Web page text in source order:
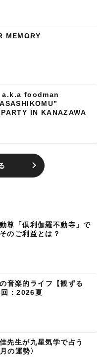
MEMORY
a.k.a foodman
IN KANAZAWA
尊「倶利伽羅不動寺」で
のご利益とは？
音楽的ライフ【観ずる
：2026夏
先生が九星気学で占う
の運勢〉